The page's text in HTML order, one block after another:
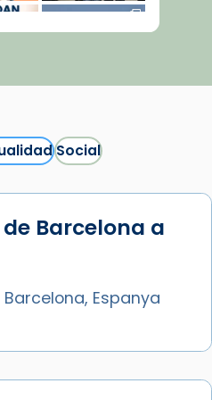
Social
de Barcelona a
Espanya